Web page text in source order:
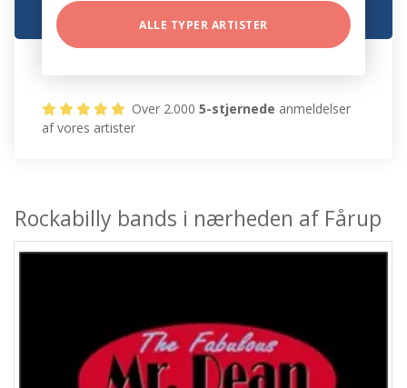
ALLE TYPER ARTISTER
Over 2.0005-stjernede anmeldelser
af vores artister
Rockabilly bands i nærheden af Fårup